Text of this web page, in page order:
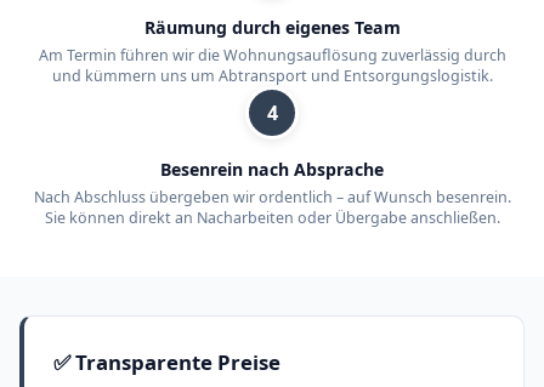
Räumung durch eigenes Team
Am Termin führen wir die Wohnungsauflösung zuverlässig durch
und kümmern uns um Abtransport und Entsorgungslogistik.
4
Besenrein nach Absprache
Nach Abschluss übergeben wir ordentlich – auf Wunsch besenrein.
Sie können direkt an Nacharbeiten oder Übergabe anschließen.
✅ Transparente Preise